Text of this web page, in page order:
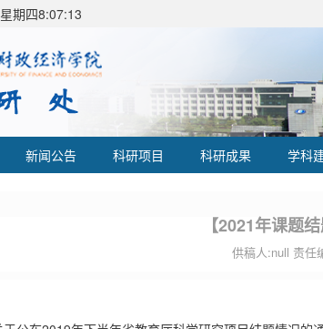
期四8:07:14
新闻公告 科研项目 科研成果 学科
【2021年课题
供稿人:null 责任